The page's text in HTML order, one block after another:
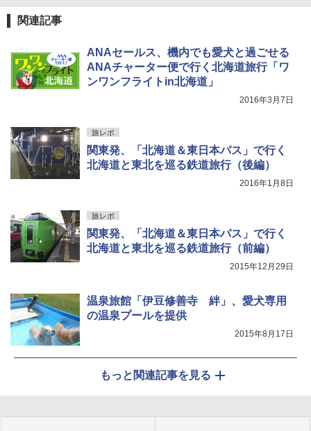
関連記事
ANAセールス、機内でも愛犬と過ごせる
ANAチャーター便で行く北海道旅行「ワ
ンワンフライトin北海道」
2016年3月7日
旅レポ
関東発、「北海道＆東日本パス」で行く
北海道と東北を巡る鉄道旅行（後編）
2016年1月8日
旅レポ
関東発、「北海道＆東日本パス」で行く
北海道と東北を巡る鉄道旅行（前編）
2015年12月29日
温泉旅館「伊豆修善寺 絆」、愛犬専用
の温泉プールを提供
2015年8月17日
もっと関連記事を見る